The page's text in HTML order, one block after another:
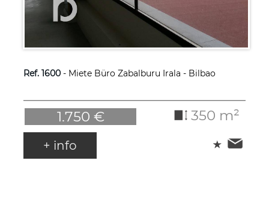
Ref. 1600- Miete Büro Zabalburu Irala - Bilbao
1.750 € 350 m²
+ info